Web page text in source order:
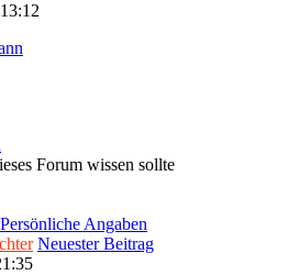
Forum wissen sollte
Persönliche Angaben
Neuester Beitrag